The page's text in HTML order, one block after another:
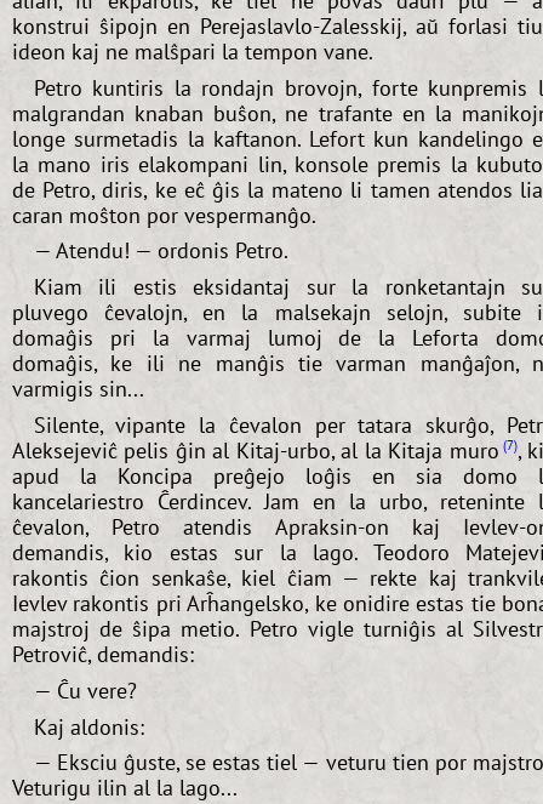
konstrui ŝipojn en Perejaslavlo-Zalesskij, aŭ forlasi
ideon kaj ne malŝpari la tempon vane.
Petro kuntiris la rondajn brovojn, forte kunpremis
malgrandan knaban buŝon, ne trafante en la
longe surmetadis la kaftanon. Lefort kun kandelingo
la mano iris elakompani lin, konsole premis la
de Petro, diris, ke eĉ ĝis la mateno li tamen atendos
caran moŝton por vespermanĝo.
— Atendu! — ordonis Petro.
Kiam ili estis eksidantaj sur la ronketantajn
pluvego ĉevalojn, en la malsekajn selojn, subite
domaĝis pri la varmaj lumoj de la Leforta
domaĝis, ke ili ne manĝis tie varman manĝaĵon,
varmigis sin...
Silente, vipante la ĉevalon per tatara skurĝo,
Aleksejeviĉ pelis ĝin al Kitaj-urbo, al la Kitaja muro 7 ,
apud la Koncipa preĝejo loĝis en sia domo
kancelariestro Ĉerdincev. Jam en la urbo, reteninte
ĉevalon, Petro atendis Apraksin-on kaj Ievlev-
demandis, kio estas sur la lago. Teodoro
rakontis ĉion senkaŝe, kiel ĉiam — rekte kaj
Ievlev rakontis pri Arĥangelsko, ke onidire estas tie
majstroj de ŝipa metio. Petro vigle turniĝis al
Petroviĉ, demandis:
— Ĉu vere?
Kaj aldonis:
— Eksciu ĝuste, se estas tiel — veturu tien por
Veturigu ilin al la lago...